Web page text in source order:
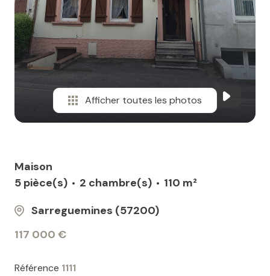
Afficher toutes les photos
Maison
5 pièce(s)
2 chambre(s)
110 m²
Sarreguemines (57200)
117 000 €
Référence 1111